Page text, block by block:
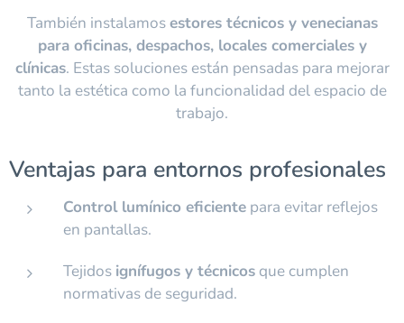
También instalamosestores técnicos y venecianas
para oficinas, despachos, locales comerciales y
clínicas. Estas soluciones están pensadas para mejorar
tanto la estética como la funcionalidad del espacio de
trabajo.
Ventajas para entornos profesionales
Control lumínico eficiente para evitar reflejos
en pantallas.
Tejidos ignífugos y técnicos que cumplen
normativas de seguridad.